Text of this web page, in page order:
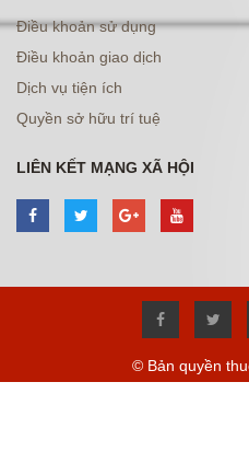
Điều khoản sử dụng
Điều khoản giao dịch
Dịch vụ tiện ích
Quyền sở hữu trí tuệ
LIÊN KẾT MẠNG XÃ HỘI
© Bản quyền